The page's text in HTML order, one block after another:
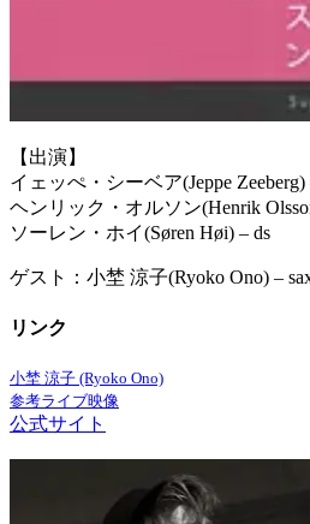
【出演】
イェッぺ・シーベア(Jeppe Zeeberg)
ヘンリック・オルソン(Henrik
ソーレン・ホイ(Søren Høi) – ds
ゲスト：小埜 涼子(Ryoko Ono) –
リンク
小埜 涼子 (Ryoko Ono)
参考ライブ映像
公式サイト